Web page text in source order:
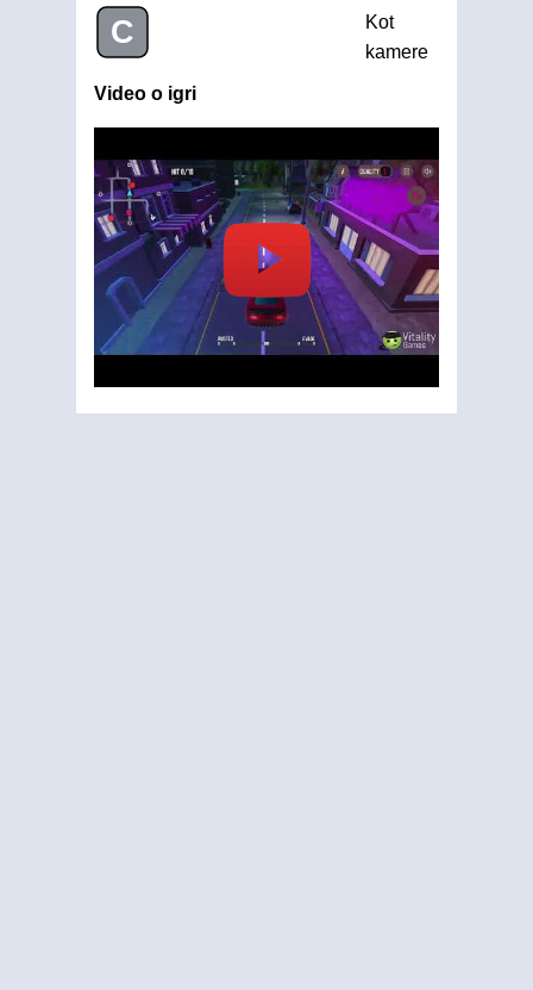
C
Kot
kamere
Video o igri